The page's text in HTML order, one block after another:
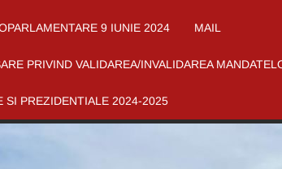
9 IUNIE 2024 MAIL
PRIVIND VALIDAREA/INVALIDAREA
SI PREZIDENTIALE 2024-2025